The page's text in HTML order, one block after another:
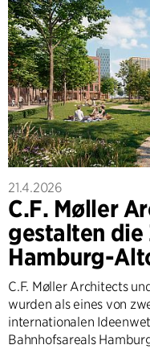
21.4.2026
C.F. Møller
gestalten
Hamburg-
C.F. Møller Architects
wurden als eines von
internationalen
Bahnhofsareals